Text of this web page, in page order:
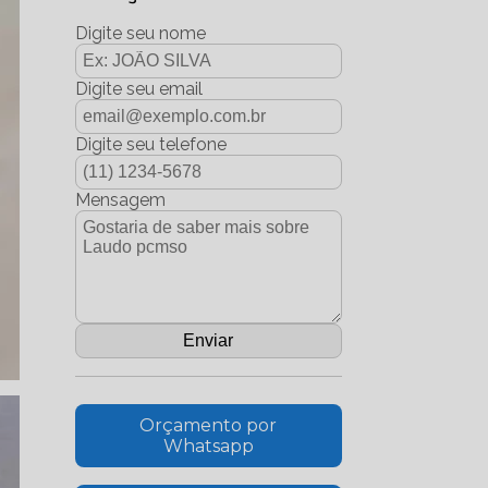
Digite seu nome
Digite seu email
Digite seu telefone
Mensagem
Orçamento por
Whatsapp